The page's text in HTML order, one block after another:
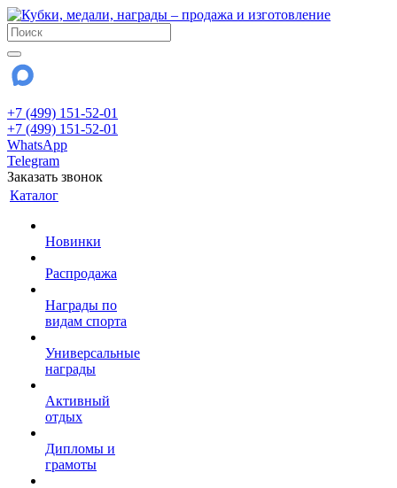
+7 (499) 151-52-01
+7 (499) 151-52-01
WhatsApp
Telegram
Заказать звонок
Каталог
Новинки
Распродажа
Награды по
видам спорта
Универсальные
награды
Активный
отдых
Дипломы и
грамоты